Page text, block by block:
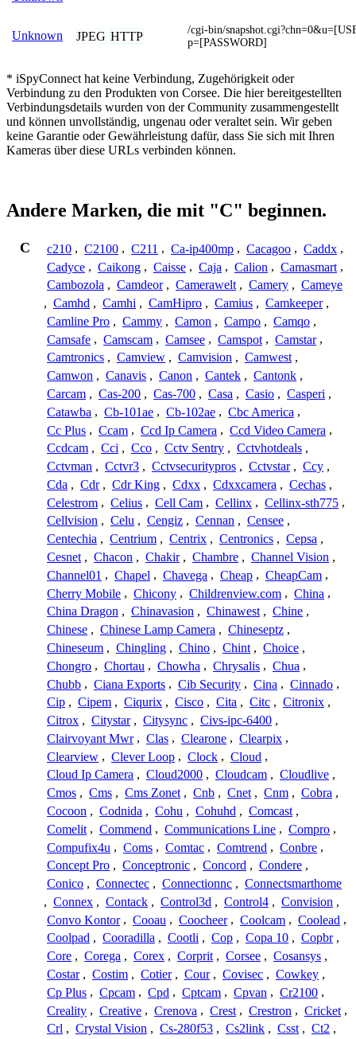
Unknown JPEG HTTP
/cgi-bin/
p=[PASSWORD]
* iSpyConnect hat keine Verbindung, Zugehörigkeit oder
Verbindung zu den Produkten von Corsee. Die hier bereitgestellten
Verbindungsdetails wurden von der Community zusammengestellt
und können unvollständig, ungenau oder veraltet sein. Wir geben
keine Garantie oder Gewährleistung dafür, dass Sie sich mit Ihren
Kameras über diese URLs verbinden können.
Andere Marken, die mit "C" beginnen.
C c210 , C2100 , C211 , Ca-ip400mp , Cacagoo , Caddx ,
Cadyce , Caikong , Caisse , Caja , Calion , Camasmart ,
Cambozola , Camdeor , Camerawelt , Camery , Cameye
, Camhd , Camhi , CamHipro , Camius , Camkeeper ,
Camline Pro , Cammy , Camon , Campo , Camqo ,
Camsafe , Camscam , Camsee , Camspot , Camstar ,
Camtronics , Camview , Camvision , Camwest ,
Camwon , Canavis , Canon , Cantek , Cantonk ,
Carcam , Cas-200 , Cas-700 , Casa , Casio , Casperi ,
Catawba , Cb-101ae , Cb-102ae , Cbc America ,
Cc Plus , Ccam , Ccd Ip Camera , Ccd Video Camera ,
Ccdcam , Cci , Cco , Cctv Sentry , Cctvhotdeals ,
Cctvman , Cctvr3 , Cctvsecuritypros , Cctvstar , Ccy ,
Cda , Cdr , Cdr King , Cdxx , Cdxxcamera , Cechas ,
Celestrom , Celius , Cell Cam , Cellinx , Cellinx-sth775 ,
Cellvision , Celu , Cengiz , Cennan , Censee ,
Centechia , Centrium , Centrix , Centronics , Cepsa ,
Cesnet , Chacon , Chakir , Chambre , Channel Vision ,
Channel01 , Chapel , Chavega , Cheap , CheapCam ,
Cherry Mobile , Chicony , Childrenview.com , China ,
China Dragon , Chinavasion , Chinawest , Chine ,
Chinese , Chinese Lamp Camera , Chineseptz ,
Chineseum , Chingling , Chino , Chint , Choice ,
Chongro , Chortau , Chowha , Chrysalis , Chua ,
Chubb , Ciana Exports , Cib Security , Cina , Cinnado ,
Cip , Cipem , Ciqurix , Cisco , Cita , Citc , Citronix ,
Citrox , Citystar , Citysync , Civs-ipc-6400 ,
Clairvoyant Mwr , Clas , Clearone , Clearpix ,
Clearview , Clever Loop , Clock , Cloud ,
Cloud Ip Camera , Cloud2000 , Cloudcam , Cloudlive ,
Cmos , Cms , Cms Zonet , Cnb , Cnet , Cnm , Cobra ,
Cocoon , Codnida , Cohu , Cohuhd , Comcast ,
Comelit , Commend , Communications Line , Compro ,
Compufix4u , Coms , Comtac , Comtrend , Conbre ,
Concept Pro , Conceptronic , Concord , Condere ,
Conico , Connectec , Connectionnc , Connectsmarthome
, Connex , Contack , Control3d , Control4 , Convision ,
Convo Kontor , Cooau , Coocheer , Coolcam , Coolead ,
Coolpad , Cooradilla , Cootli , Cop , Copa 10 , Copbr ,
Core , Corega , Corex , Corprit , Corsee , Cosansys ,
Costar , Costim , Cotier , Cour , Covisec , Cowkey ,
Cp Plus , Cpcam , Cpd , Cptcam , Cpvan , Cr2100 ,
Creality , Creative , Crenova , Crest , Crestron , Cricket ,
Crl , Crystal Vision , Cs-280f53 , Cs2link , Csst , Ct2 ,